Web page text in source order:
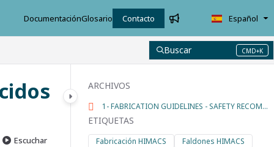
DocumentaciónGlosario Contacto Español
Buscar CMD+K
Press CMD+K to open search
Escuchar
ARCHIVOS
1- FABRICATION GUIDELINES - SAFETY RECOMMENDATIONS.pdf
ETIQUETAS
Fabricación HIMACS
Faldones HIMACS